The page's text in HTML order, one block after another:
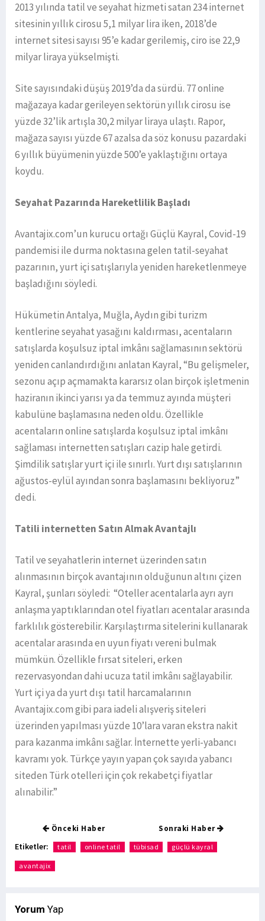
2013 yılında tatil ve seyahat hizmeti satan 234 internet
sitesinin yıllık cirosu 5,1 milyar lira iken, 2018’de
internet sitesi sayısı 95’e kadar gerilemiş, ciro ise 22,9
milyar liraya yükselmişti.
Site sayısındaki düşüş 2019’da da sürdü. 77 online
mağazaya kadar gerileyen sektörün yıllık cirosu ise
yüzde 32’lik artışla 30,2 milyar liraya ulaştı. Rapor,
mağaza sayısı yüzde 67 azalsa da söz konusu pazardaki
6 yıllık büyümenin yüzde 500’e yaklaştığını ortaya
koydu.
Seyahat Pazarında Hareketlilik Başladı
Avantajix.com’un kurucu ortağı Güçlü Kayral, Covid-19
pandemisi ile durma noktasına gelen tatil-seyahat
pazarının, yurt içi satışlarıyla yeniden hareketlenmeye
başladığını söyledi.
Hükümetin Antalya, Muğla, Aydın gibi turizm
kentlerine seyahat yasağını kaldırması, acentaların
satışlarda koşulsuz iptal imkânı sağlamasının sektörü
yeniden canlandırdığını anlatan Kayral, “Bu gelişmeler,
sezonu açıp açmamakta kararsız olan birçok işletmenin
haziranın ikinci yarısı ya da temmuz ayında müşteri
kabulüne başlamasına neden oldu. Özellikle
acentaların online satışlarda koşulsuz iptal imkânı
sağlaması internetten satışları cazip hale getirdi.
Şimdilik satışlar yurt içi ile sınırlı. Yurt dışı satışlarının
ağustos-eylül ayından sonra başlamasını bekliyoruz”
dedi.
Tatili internetten Satın Almak Avantajlı
Tatil ve seyahatlerin internet üzerinden satın
alınmasının birçok avantajının olduğunun altını çizen
Kayral, şunları söyledi: “Oteller acentalarla ayrı ayrı
anlaşma yaptıklarından otel fiyatları acentalar arasında
farklılık gösterebilir. Karşılaştırma sitelerini kullanarak
acentalar arasında en uyun fiyatı vereni bulmak
mümkün. Özellikle fırsat siteleri, erken
rezervasyondan dahi ucuza tatil imkânı sağlayabilir.
Yurt içi ya da yurt dışı tatil harcamalarının
Avantajix.com gibi para iadeli alışveriş siteleri
üzerinden yapılması yüzde 10’lara varan ekstra nakit
para kazanma imkânı sağlar. İnternette yerli-yabancı
kavramı yok. Türkçe yayın yapan çok sayıda yabancı
siteden Türk otelleri için çok rekabetçi fiyatlar
alınabilir.”
Önceki Haber Sonraki Haber
Etiketler: tatil online tatil tübisad güçlü kayral
avantajix
Yorum Yap